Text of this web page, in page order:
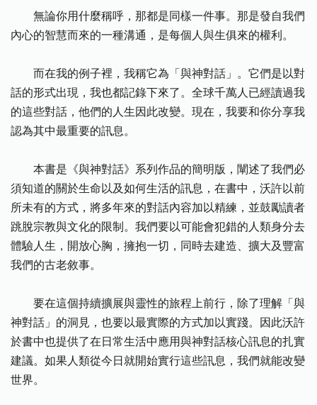
無論你用什麼稱呼，那都是同樣一件事。那是發自我們
內心的智慧而來的一種溝通，是每個人與生俱來的權利。
而在我的例子裡，我稱它為「與神對話」。它們是以對
話的形式出現，我也都記錄下來了。全球千萬人已經讀過我
的這些對話，他們的人生因此改變。現在，我要和你分享我
認為其中最重要的訊息。
本書是《與神對話》系列作品的簡明版，闡述了我們必
須知道的關於生命以及如何生活的訊息，在書中，沃許以前
所未有的方式，將多年來的對話內容加以精練，並鼓勵讀者
跳脫宗教與文化的限制。我們要以可能會犯錯的人類身分去
體驗人生，開放心胸，擁抱一切，同時去建造、擴大及豐富
我們的古老敘事。
要在這個持續擴展與靈性的旅程上前行，除了理解「與
神對話」的洞見，也要以最實際的方式加以實踐。因此沃許
於書中也提供了在日常生活中應用與神對話核心訊息的扎實
建議。如果人類從今日就開始實行這些訊息，我們就能改變
世界。